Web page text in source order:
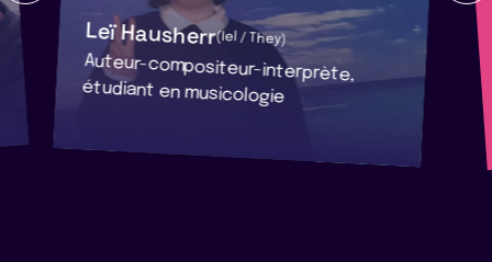
Leï Hausherr(Iel / They)
Auteur-compositeur-interprète,
étudiant en musicologie